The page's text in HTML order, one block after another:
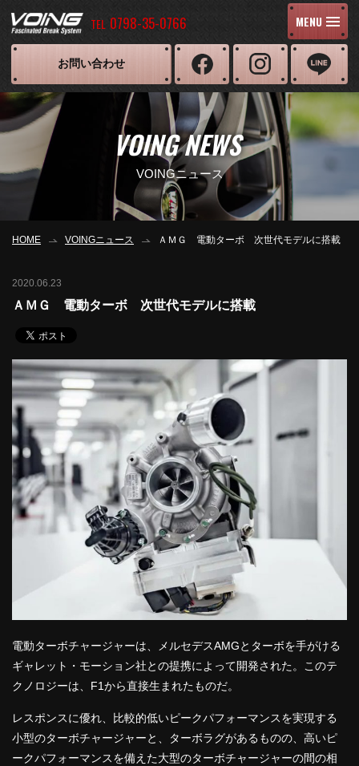
TEL 0798-35-0766 MENU
お問い合わせ
VOING NEWS
VOINGニュース
HOME VOINGニュース ＡＭＧ 電動ターボ 次世代モデルに搭載
2020.06.23
ＡＭＧ 電動ターボ 次世代モデルに搭載
電動ターボチャージャーは、メルセデスAMGとターボを手がける
ギャレット・モーション社との提携によって開発された。このテ
クノロジーは、F1から直接生まれたものだ。
レスポンスに優れ、比較的低いピークパフォーマンスを実現する
小型のターボチャージャーと、ターボラグがあるものの、高いピ
ークパフォーマンスを備えた大型のターボチャージャーの間の相